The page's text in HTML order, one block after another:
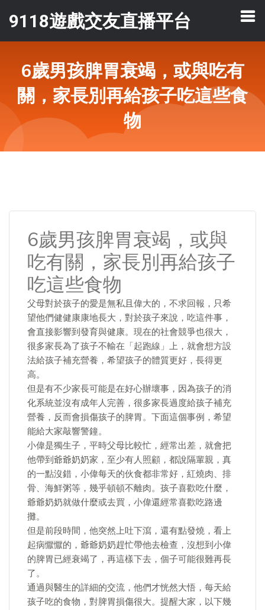
9118遊戲交友直播平台
6歲男孩脾胃衰竭，或與吃有
關，家長別再給孩子吃這些食
物
6歲男孩脾胃衰竭，或與
吃有關，家長別再給孩子
吃這些食物
父母對於孩子的愛是無私且偉大的，不求回報，只希
望他們健健康康地長大，對於孩子來說，吃這件事，
會直接影響到發育與健康。現在的社會競爭也很大，
很多家長為了孩子不輸在「起跑線」上，就會想方設
法給孩子補充營養，希望孩子的體質更好，長得更
高。
但是有不少家長可能是在好心辦壞事，因為孩子的消
化系統並沒有成年人完善，很多家長過度給孩子補充
營養，反而會損傷孩子的脾胃。下面這個事例，希望
能給大家敲響警鐘。
小偉是獨生子，平時父母比較忙，經常出差，就會把
他帶到爺爺奶奶家，至少有人照顧，都說隔輩親，真
的一點沒錯，小偉每天的伙食都非常好，紅燒肉、排
骨、海鮮粥等，幾乎頓頓不離肉。孩子喜歡吃什麼，
爺爺奶奶就做什麼或去買，小偉還經常喜歡吃路邊
攤。
但是前段時間，他突然上吐下瀉，還有點發燒，看上
起病懨懨的，爺爺奶奶趕忙帶他去檢查，沒想到小偉
的脾胃已經衰竭了，再這樣下去，個子可能很難再長
了。
通過與醫生的詳細的交流，他們才恍然大悟，每天給
孩子吃的食物，對脾胃損傷很大。提醒大家，以下幾